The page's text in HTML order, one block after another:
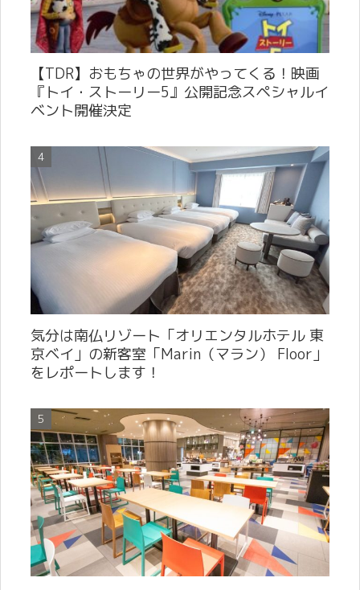
【TDR】おもちゃの世界がやってくる！映画
『トイ・ストーリー5』公開記念スペシャルイ
ベント開催決定
気分は南仏リゾート「オリエンタルホテル 東
京ベイ」の新客室「Marin（マラン） Floor」
をレポートします！